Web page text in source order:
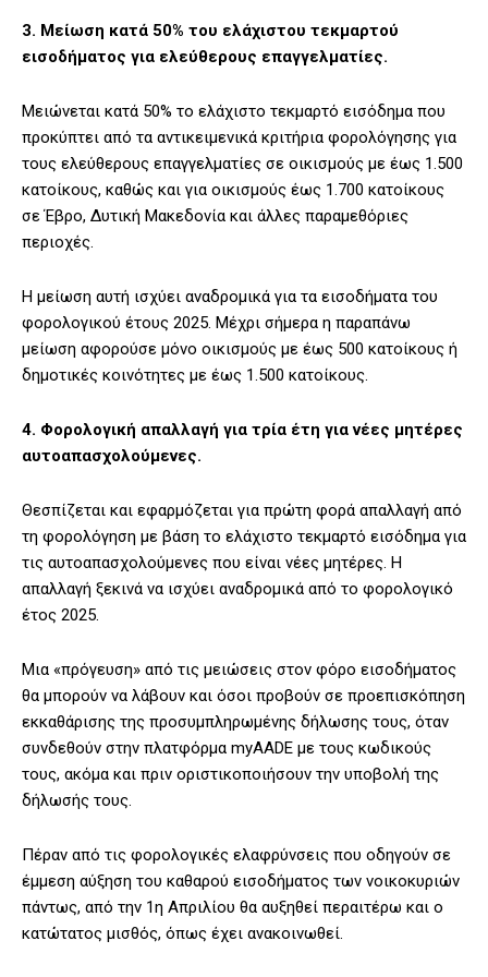
3. Μείωση κατά 50% του ελάχιστου τεκμαρτού
εισοδήματος για ελεύθερους επαγγελματίες.
Μειώνεται κατά 50% το ελάχιστο τεκμαρτό εισόδημα που
προκύπτει από τα αντικειμενικά κριτήρια φορολόγησης για
τους ελεύθερους επαγγελματίες σε οικισμούς με έως 1.500
κατοίκους, καθώς και για οικισμούς έως 1.700 κατοίκους
σε Έβρο, Δυτική Μακεδονία και άλλες παραμεθόριες
περιοχές.
Η μείωση αυτή ισχύει αναδρομικά για τα εισοδήματα του
φορολογικού έτους 2025. Μέχρι σήμερα η παραπάνω
μείωση αφορούσε μόνο οικισμούς με έως 500 κατοίκους ή
δημοτικές κοινότητες με έως 1.500 κατοίκους.
4. Φορολογική απαλλαγή για τρία έτη για νέες μητέρες
αυτοαπασχολούμενες.
Θεσπίζεται και εφαρμόζεται για πρώτη φορά απαλλαγή από
τη φορολόγηση με βάση το ελάχιστο τεκμαρτό εισόδημα για
τις αυτοαπασχολούμενες που είναι νέες μητέρες. Η
απαλλαγή ξεκινά να ισχύει αναδρομικά από το φορολογικό
έτος 2025.
Μια «πρόγευση» από τις μειώσεις στον φόρο εισοδήματος
θα μπορούν να λάβουν και όσοι προβούν σε προεπισκόπηση
εκκαθάρισης της προσυμπληρωμένης δήλωσης τους, όταν
συνδεθούν στην πλατφόρμα myAADE με τους κωδικούς
τους, ακόμα και πριν οριστικοποιήσουν την υποβολή της
δήλωσής τους.
Πέραν από τις φορολογικές ελαφρύνσεις που οδηγούν σε
έμμεση αύξηση του καθαρού εισοδήματος των νοικοκυριών
πάντως, από την 1η Απριλίου θα αυξηθεί περαιτέρω και ο
κατώτατος μισθός, όπως έχει ανακοινωθεί.